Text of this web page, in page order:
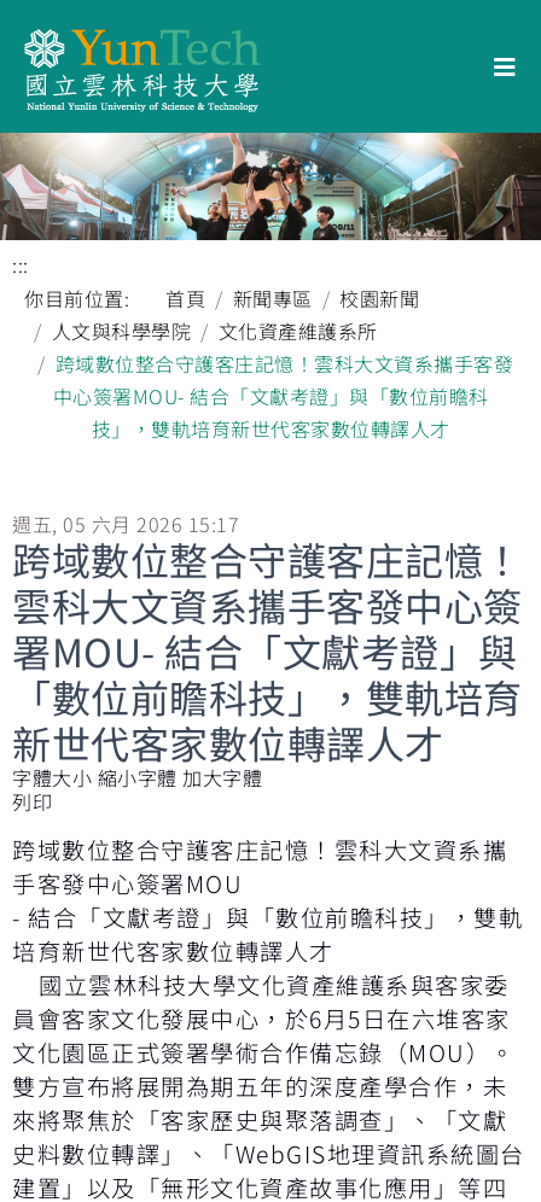
:::
你目前位置:
首頁 新聞專區
校園新聞
人文與科學學院
文化資產維護系所
跨域數位整合守護客庄記憶！雲科大文資系攜手客發
中心簽署MOU- 結合「文獻考證」與「數位前瞻科
技」，雙軌培育新世代客家數位轉譯人才
週五, 05 六月 2026 15:17
跨域數位整合守護客庄記憶！
雲科大文資系攜手客發中心簽
署MOU- 結合「文獻考證」與
「數位前瞻科技」，雙軌培育
新世代客家數位轉譯人才
字體大小 縮小字體 加大字體
列印
跨域數位整合守護客庄記憶！雲科大文資系攜
手客發中心簽署MOU
- 結合「文獻考證」與「數位前瞻科技」，雙軌
培育新世代客家數位轉譯人才
國立雲林科技大學文化資產維護系與客家委
員會客家文化發展中心，於6月5日在六堆客家
文化園區正式簽署學術合作備忘錄（MOU）。
雙方宣布將展開為期五年的深度產學合作，未
來將聚焦於「客家歷史與聚落調查」、「文獻
史料數位轉譯」、「WebGIS地理資訊系統圖台
建置」以及「無形文化資產故事化應用」等四